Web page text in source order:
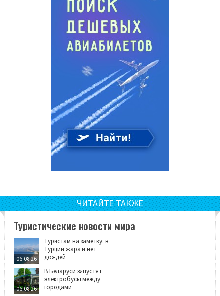
ЧИТАЙТЕ ТАКЖЕ
Туристические новости мира
06.08.26
Туристам на заметку: в
Турции жара и нет
дождей
06.08.26
В Беларуси запустят
электробусы между
городами